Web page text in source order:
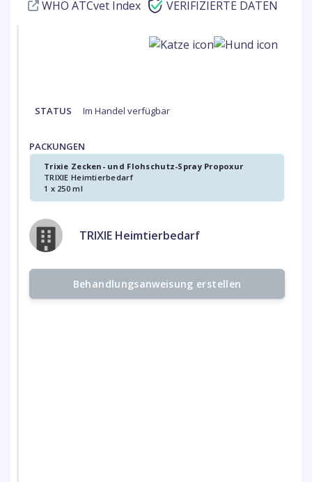
WHO ATCvet Index VERIFIZIERTE DATEN
STATUS Im Handel verfügbar
PACKUNGEN
Trixie Zecken- und Flohschutz-Spray Propoxur
TRIXIE Heimtierbedarf
1 x 250 ml
TRIXIE Heimtierbedarf
Behandlungsanweisung erstellen